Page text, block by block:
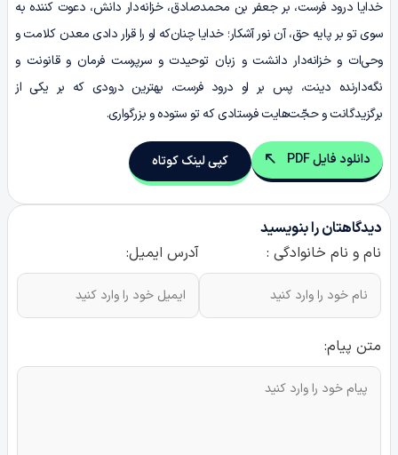
خدایا درود فرست، بر جعفر بن محمدصادق، خزانه‌دار دانش، دعوت کننده به
سوی تو بر پایه حق، آن نور آشکار؛ خدایا چنان‌که او را قرار دادی معدن کلامت و
وحی‌ات و خزانه‌دار دانشت و زبان توحیدت و سرپرست فرمان و قانونت و
نگه‌دارنده دینت، پس بر او درود فرست، بهترین درودی که بر یکی از
برگزیدگانت و حجّت‌هایت فرستادی که تو ستوده و بزرگواری.
دانلود فایل PDF کپی لینک کوتاه
دیدگاهتان را بنویسید
نام و نام خانوادگی :
آدرس ایمیل:
متن پیام: